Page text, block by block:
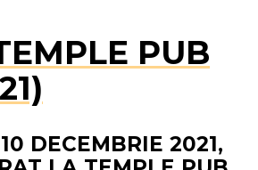
PUB
DECEMBRIE 2021,